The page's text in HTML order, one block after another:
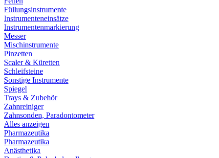
Füllungsinstrumente
Instrumenteneinsätze
Instrumentenmarkierung
Messer
Mischinstrumente
Pinzetten
Scaler & Küretten
Schleifsteine
Sonstige Instrumente
Spiegel
Trays & Zubehör
Zahnreiniger
Zahnsonden, Paradontometer
Alles anzeigen
Pharmazeutika
Pharmazeutika
Anästhetika